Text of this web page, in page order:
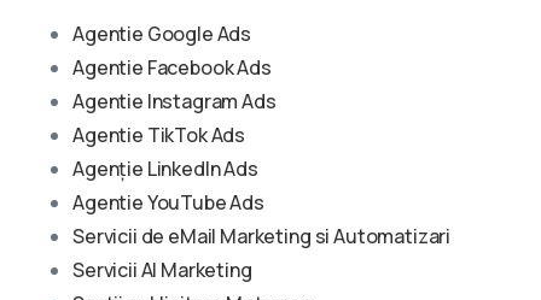
Agentie Google Ads
Agentie Facebook Ads
Agentie Instagram Ads
Agentie TikTok Ads
Agenție LinkedIn Ads
Agentie YouTube Ads
Servicii de eMail Marketing si Automatizari
Servicii AI Marketing